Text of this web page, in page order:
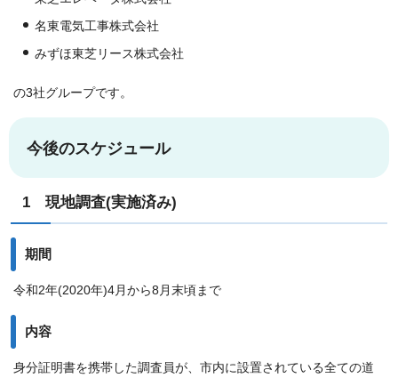
名東電気工事株式会社
みずほ東芝リース株式会社
の3社グループです。
今後のスケジュール
1 現地調査(実施済み)
期間
令和2年(2020年)4月から8月末頃まで
内容
身分証明書を携帯した調査員が、市内に設置されている全ての道